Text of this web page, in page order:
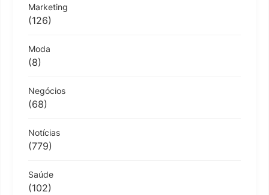
Marketing
(126)
Moda
(8)
Negócios
(68)
Notícias
(779)
Saúde
(102)